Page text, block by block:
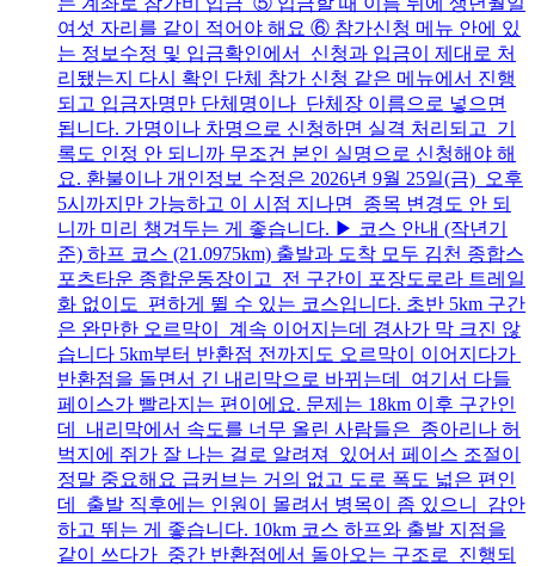
여섯 자리를 같이 적어야 해요 ⑥ 참가신청 메뉴 안에 있
는 정보수정 및 입금확인에서 신청과 입금이 제대로 처
리됐는지 다시 확인 단체 참가 신청 같은 메뉴에서 진행
되고 입금자명만 단체명이나 단체장 이름으로 넣으면
됩니다. 가명이나 차명으로 신청하면 실격 처리되고 기
록도 인정 안 되니까 무조건 본인 실명으로 신청해야 해
요. 환불이나 개인정보 수정은 2026년 9월 25일(금) 오후
5시까지만 가능하고 이 시점 지나면 종목 변경도 안 되
니까 미리 챙겨두는 게 좋습니다. ▶ 코스 안내 (작년기
준) 하프 코스 (21.0975km) 출발과 도착 모두 김천 종합스
포츠타운 종합운동장이고 전 구간이 포장도로라 트레일
화 없이도 편하게 뛸 수 있는 코스입니다. 초반 5km 구간
은 완만한 오르막이 계속 이어지는데 경사가 막 크진 않
습니다 5km부터 반환점 전까지도 오르막이 이어지다가
반환점을 돌면서 긴 내리막으로 바뀌는데 여기서 다들
페이스가 빨라지는 편이에요. 문제는 18km 이후 구간인
데 내리막에서 속도를 너무 올린 사람들은 종아리나 허
벅지에 쥐가 잘 나는 걸로 알려져 있어서 페이스 조절이
정말 중요해요 급커브는 거의 없고 도로 폭도 넓은 편인
데 출발 직후에는 인원이 몰려서 병목이 좀 있으니 감안
하고 뛰는 게 좋습니다. 10km 코스 하프와 출발 지점을
같이 쓰다가 중간 반환점에서 돌아오는 구조로 진행되